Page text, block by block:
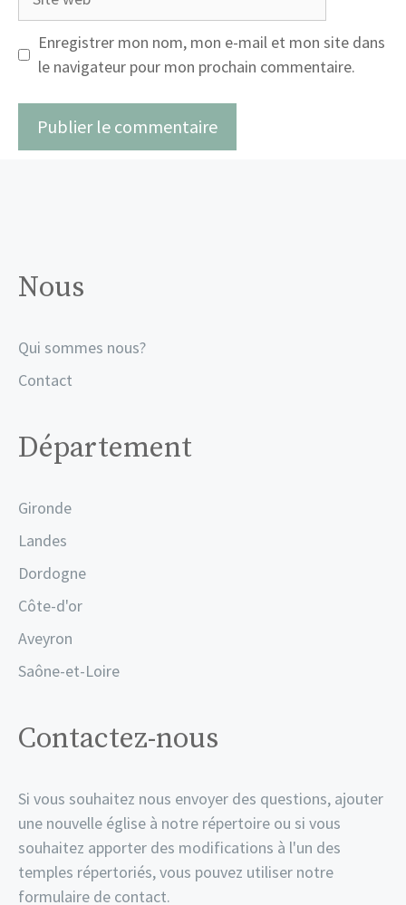
Enregistrer mon nom, mon e-mail et mon site dans
le navigateur pour mon prochain commentaire.
Nous
Qui sommes nous?
Contact
Département
Gironde
Landes
Dordogne
Côte-d'or
Aveyron
Saône-et-Loire
Contactez-nous
Si vous souhaitez nous envoyer des questions, ajouter
une nouvelle église à notre répertoire ou si vous
souhaitez apporter des modifications à l'un des
temples répertoriés, vous pouvez utiliser notre
formulaire de contact.